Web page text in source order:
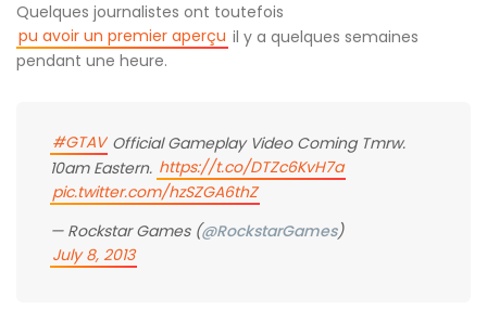
Quelques journalistes ont toutefois
pu avoir un premier aperçu il y a quelques semaines
pendant une heure.
#GTAV Official Gameplay Video Coming Tmrw.
10am Eastern. https://t.co/DTZc6KvH7a
pic.twitter.com/hzSZGA6thZ
— Rockstar Games (@RockstarGames)
July 8, 2013